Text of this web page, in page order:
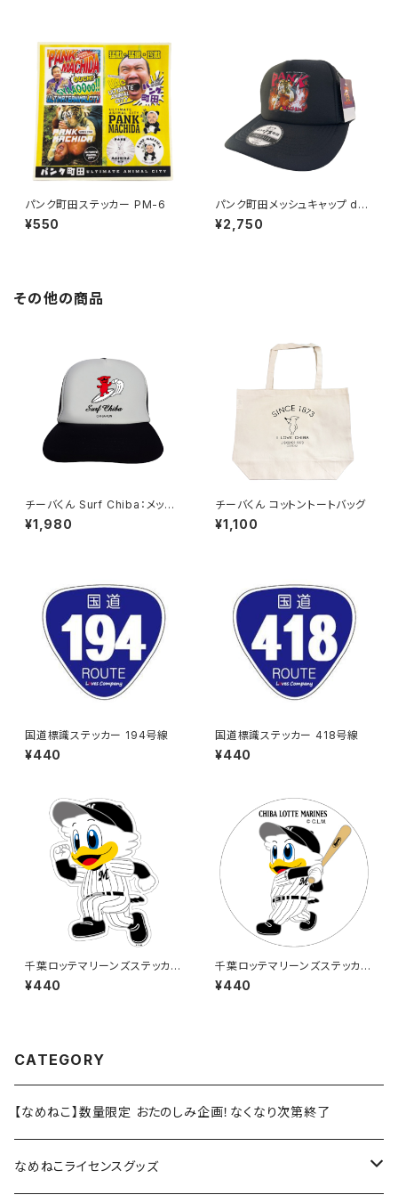
パンク町田ステッカー PM-6
¥550
パンク町田メッシュキャップ des
ign1
¥2,750
その他の商品
チーバくん Surf Chiba：メッシ
ュキャップ（Aホワイト）
¥1,980
チーバくん コットントートバッグ
¥1,100
国道標識ステッカー 194号線
¥440
国道標識ステッカー 418号線
¥440
千葉ロッテマリーンズステッカー
14
¥440
千葉ロッテマリーンズステッカー
8
¥440
CATEGORY
【なめねこ】数量限定 おたのしみ企画！なくなり次第終了
なめねこライセンスグッズ